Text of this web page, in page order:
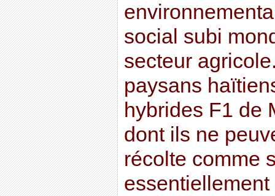
social subi
secteur
paysans
hybrides F1 de
dont ils ne
récolte comme